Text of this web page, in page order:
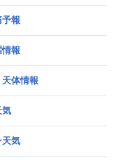
予報
情報
体情報
気
天気